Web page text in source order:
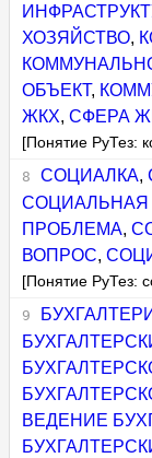
ХОЗЯЙСТВО,
ОБЪЕКТ,
ЖКХ,СФЕРА
[Понятие РуТез:
СОЦИАЛКА,
СОЦИАЛЬНАЯ
ПРОБЛЕМА,
ВОПРОС,
[Понятие РуТез:
ВЕДЕНИЕ